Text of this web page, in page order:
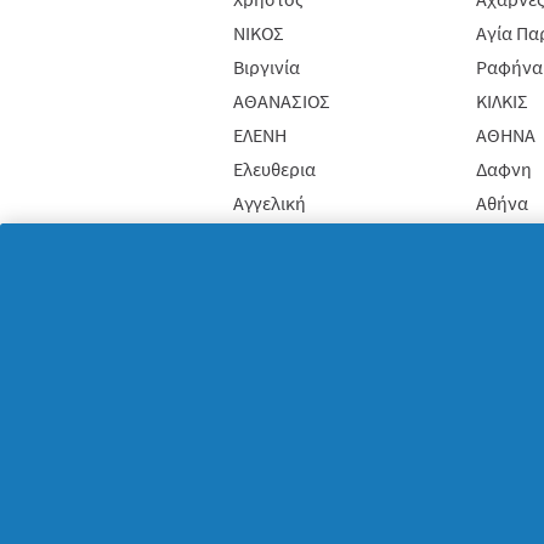
ΝΙΚΟΣ
Αγία
Βιργινία
Ραφήνα
ΑΘΑΝΑΣΙΟΣ
ΚΙΛΚΙΣ
ΕΛΕΝΗ
ΑΘΗΝΑ
Ελευθερια
Δαφνη
Αγγελική
Αθήνα